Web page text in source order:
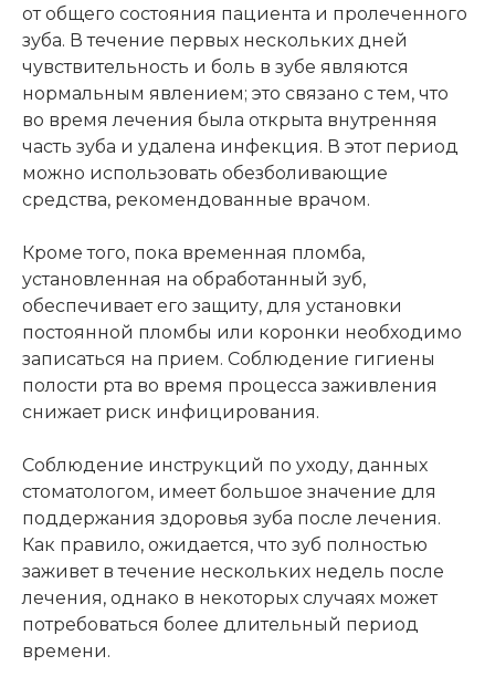
от общего состояния пациента и пролеченного
зуба. В течение первых нескольких дней
чувствительность и боль в зубе являются
нормальным явлением; это связано с тем, что
во время лечения была открыта внутренняя
часть зуба и удалена инфекция. В этот период
можно использовать обезболивающие
средства, рекомендованные врачом.
Кроме того, пока временная пломба,
установленная на обработанный зуб,
обеспечивает его защиту, для установки
постоянной пломбы или коронки необходимо
записаться на прием. Соблюдение гигиены
полости рта во время процесса заживления
снижает риск инфицирования.
Соблюдение инструкций по уходу, данных
стоматологом, имеет большое значение для
поддержания здоровья зуба после лечения.
Как правило, ожидается, что зуб полностью
заживет в течение нескольких недель после
лечения, однако в некоторых случаях может
потребоваться более длительный период
времени.